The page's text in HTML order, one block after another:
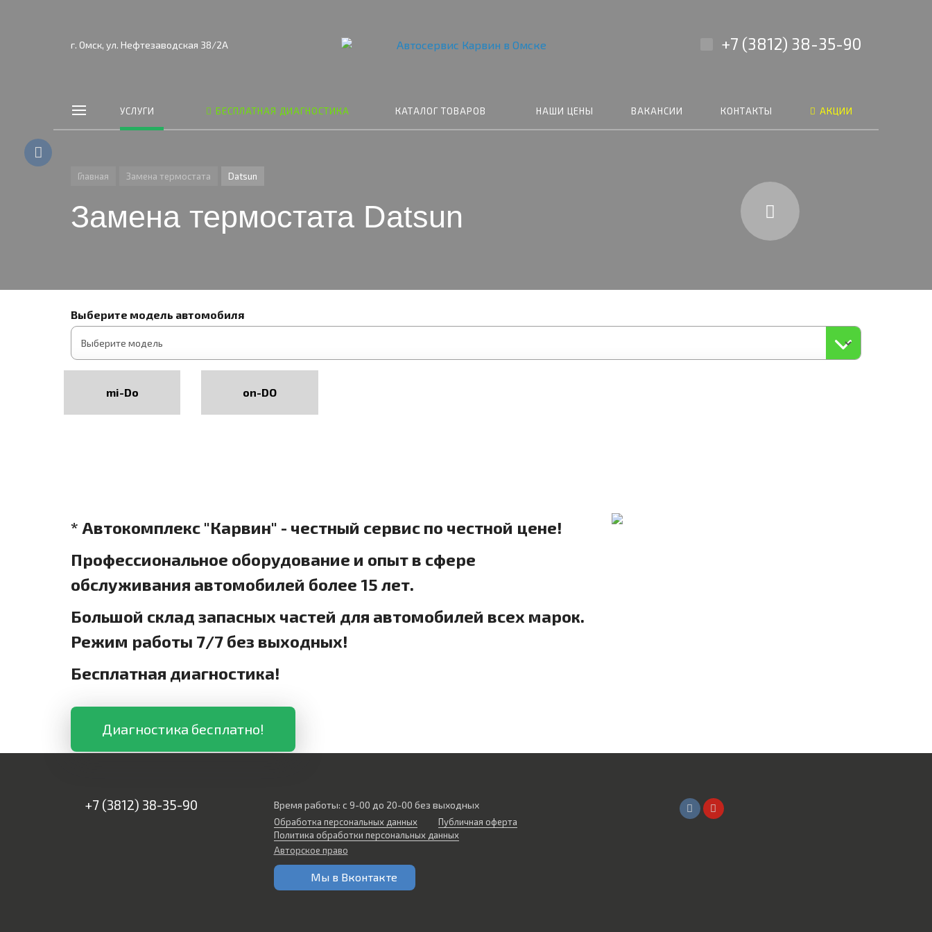
г. Омск, ул. Нефтезаводская 38/2А +7 (3812) 38-35-90
УСЛУГИ БЕСПЛАТНАЯ ДИАГНОСТИКА КАТАЛОГ ТОВАРОВ НАШИ ЦЕНЫ ВАКАНСИИ КОНТАКТЫ АКЦИИ
Главная Замена термостата Datsun
Замена термостата Datsun
Выберите модель автомобиля
mi-Do on-DO
* Автокомплекс "Карвин" - честный сервис по честной цене!
Профессиональное оборудование и опыт в сфере
обслуживания автомобилей более 15 лет.
Большой склад запасных частей для автомобилей всех марок.
Режим работы 7/7 без выходных!
Бесплатная диагностика!
Диагностика бесплатно!
+7 (3812) 38-35-90 Время работы: с 9-00 до 20-00 без выходных
Обработка персональных данных
Публичная оферта
Политика обработки персональных данных
Авторское право
Мы в Вконтакте